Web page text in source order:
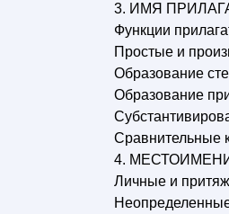
3. ИМЯ
Функции
Простые и
Образование
Образование
Сравнительные
4.
Личные и